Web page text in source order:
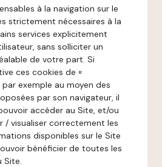
à la navigation sur le
strictement nécessaires à la
services explicitement
sans solliciter un
de votre part. Si
ces cookies de «
exemple au moyen des
par son navigateur, il
accéder au Site, et/ou
/ visualiser correctement les
disponibles sur le Site
bénéficier de toutes les
Site.